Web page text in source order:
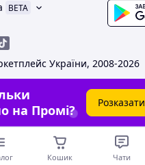
BETA
України, 2008-2026
на Промі?
Розказати
Кошик Чати